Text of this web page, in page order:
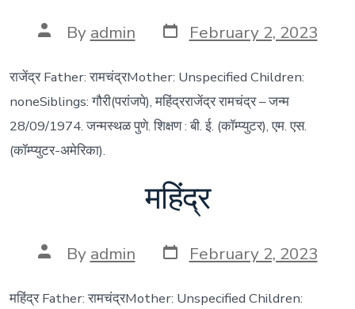
Post
author
By admin Post
date
February 2, 2023
राजेंद्र Father: रामचंद्रMother: Unspecified Children:
noneSiblings: गौरी(परांजपे), महिंद्रराजेंद्र रामचंद्र – जन्म
28/09/1974. जन्मस्थळ पुणे. शिक्षण : बी. ई. (कॉम्प्युटर), एम. एस.
(कॉम्प्युटर-अमेरिका).
महिंद्र
Post
author
By admin Post
date
February 2, 2023
महिंद्र Father: रामचंद्रMother: Unspecified Children: